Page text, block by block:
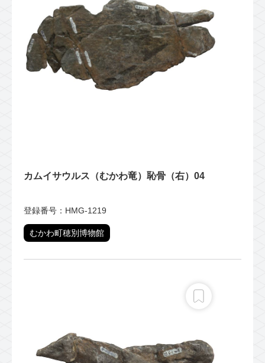
カムイサウルス（むかわ竜）恥骨（右）04
登録番号：HMG-1219
むかわ町穂別博物館